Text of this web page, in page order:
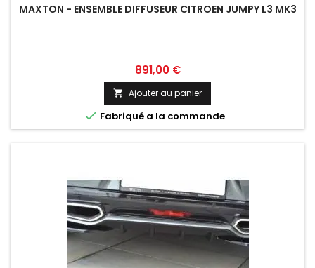
MAXTON - ENSEMBLE DIFFUSEUR CITROEN JUMPY L3 MK3
Prix
891,00 €
 Ajouter au panier
 Fabriqué a la commande